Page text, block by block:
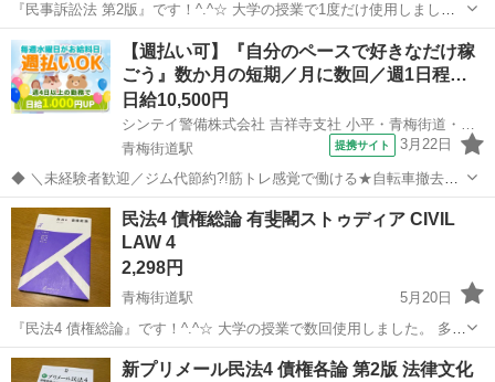
『民事訴訟法 第2版』です！^.^☆ 大学の授業で1度だけ使用しまし
た。 多少のused感はあるかと思いますが、お読みいただくのに問題は
ありません。 ※中古品であるということをご理解の上、気になさらな
い方のみ、ご購入を...
小平市 青梅街道駅 参考書
【週払い可】『自分のペースで好きなだけ稼
ごう』数か月の短期／月に数回／週1日程…
日給10,500円
青梅街道駅
提携サイト 3月22日
◆ ＼未経験者歓迎／ジム代節約?!筋トレ感覚で働ける★自転車撤去の
お仕事♪ ◆ ★なかなか出ないレアな求人★ 人々の通行の妨げとなる
不法に放置される自転車を撤去！ 運転希望の方は＋500円※軽orタウ
ンエーストラックの小...
東京 小平市 青梅街道駅 警備員
民法4 債権総論 有斐閣ストゥディア CIVIL
LAW 4
2,298円
青梅街道駅
5月20日
『民法4 債権総論』です！^.^☆ 大学の授業で数回使用しました。 多少
のused感はあるかと思いますが、お読みいただくのに問題はありませ
ん。 ※中古品であるということをご理解の上、気になさらない方の
東京 小平市 青梅街道駅 参考書 債権総論
新プリメール民法4 債権各論 第2版 法律文化